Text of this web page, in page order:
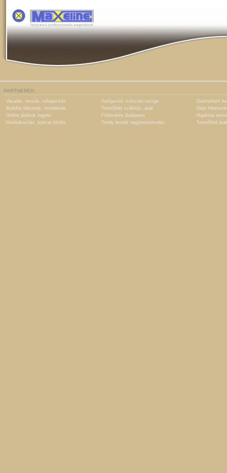
PARTNEREK:
Vasalás, mosás, ruhajavítás Autójavító, műszaki vizsga
Gartnerkert
Buddha idézetek, mondások
Termőföld szállítás, árak
Gépi
Online játékok ingyen
Földmérés Budapest
Higiéniai
Hóeltakarítás, bobcat bérlés
Teddy festék nagykereskedés Termőföld